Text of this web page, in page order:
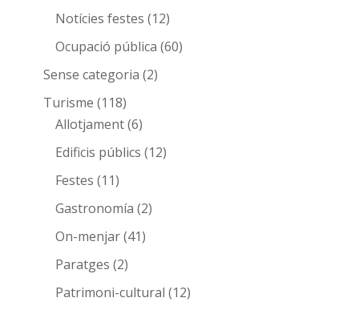
Notícies festes (12)
Ocupació pública (60)
Sense categoria (2)
Turisme (118)
Allotjament(6)
Edificis públics (12)
Festes (11)
Gastronomía (2)
On-menjar(41)
Paratges (2)
Patrimoni-cultural (12)